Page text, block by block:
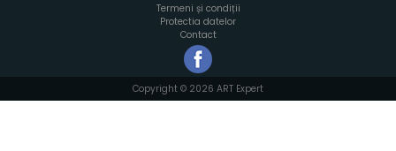
Termeni și condiții
Protectia datelor
Contact
Copyright © 2026 ART Expert